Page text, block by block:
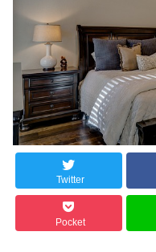
Twitter
Pocket